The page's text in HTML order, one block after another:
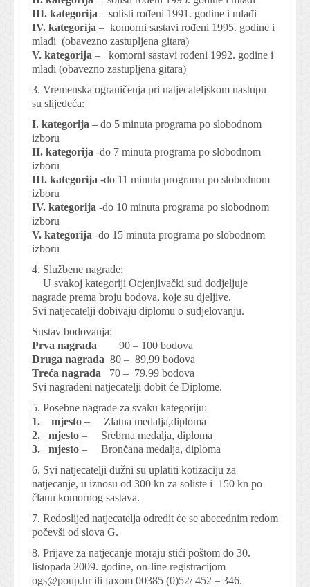
III. kategorija – solisti rođeni 1991. godine i mlađi
IV. kategorija – komorni sastavi rođeni 1995. godine i
mlađi (obavezno zastupljena gitara)
V. kategorija – komorni sastavi rođeni 1992. godine i
mlađi (obavezno zastupljena gitara)
3. Vremenska ograničenja pri natjecateljskom nastupu
su slijedeća:
I. kategorija – do 5 minuta programa po slobodnom
izboru
II. kategorija -do 7 minuta programa po slobodnom
izboru
III. kategorija -do 11 minuta programa po slobodnom
izboru
IV. kategorija -do 10 minuta programa po slobodnom
izboru
V. kategorija -do 15 minuta programa po slobodnom
izboru
4. Službene nagrade:
U svakoj kategoriji Ocjenjivački sud dodjeljuje
nagrade prema broju bodova, koje su djeljive.
Svi natjecatelji dobivaju diplomu o sudjelovanju.
Sustav bodovanja:
Prva nagrada
90 – 100 bodova
Druga nagrada 80 – 89,99 bodova
Treća nagrada
70 – 79,99 bodova
Svi nagrađeni natjecatelji dobit će Diplome.
5. Posebne nagrade za svaku kategoriju:
1. mjesto – Zlatna medalja,diploma
2. mjesto – Srebrna medalja, diploma
3. mjesto – Brončana medalja, diploma
6. Svi natjecatelji dužni su uplatiti kotizaciju za
natjecanje, u iznosu od 300 kn za soliste i 150 kn po
članu komornog sastava.
7. Redoslijed natjecatelja odredit će se abecednim redom
počevši od slova G.
8. Prijave za natjecanje moraju stići poštom do 30.
listopada 2009. godine, on-line registracijom
ogs@poup.hrili faxom 00385 (0)52/ 452 – 346.